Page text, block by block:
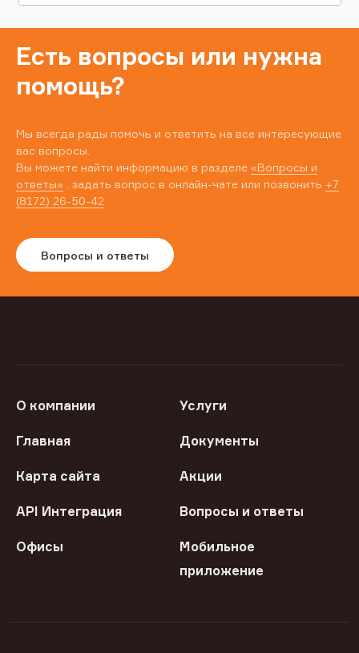
Есть вопросы или нужна
помощь?
Мы всегда рады помочь и ответить на все интересующие
вас вопросы.
Вы можете найти информацию в разделе «Вопросы и
ответы» , задать вопрос в онлайн-чате или позвонить +7
(8172) 26-50-42
Вопросы и ответы
О компании Услуги
Главная Документы
Карта сайта Акции
API Интеграция Вопросы и ответы
Офисы
Мобильное
приложение